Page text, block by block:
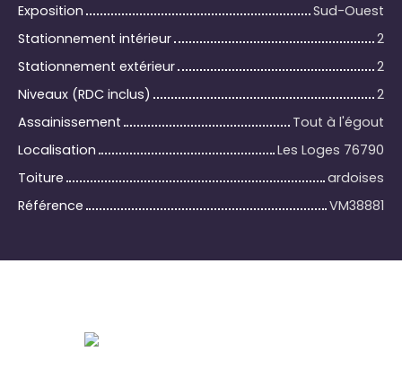
Exposition
Sud-Ouest
Stationnement intérieur
2
Stationnement extérieur
2
Niveaux (RDC inclus)
2
Assainissement
Tout à l'égout
Localisation
Les Loges 76790
Toiture
ardoises
Référence
VM38881